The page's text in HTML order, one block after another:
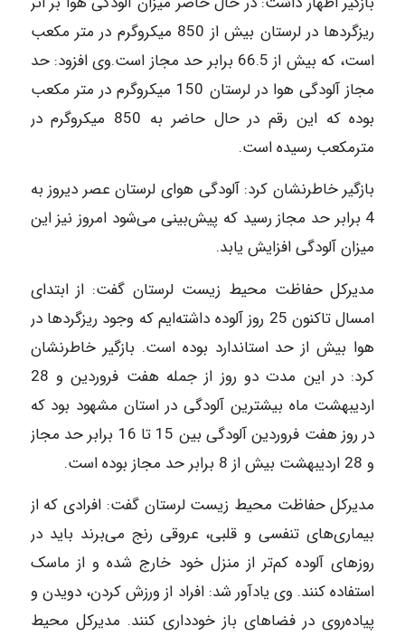
ریزگردها در لرستان بیش از 850 میکروگرم در متر مکعب
است، که بیش از 66.5 برابر حد مجاز است.وی افزود: حد
مجاز آلودگی هوا در لرستان 150 میکروگرم در متر مکعب
بوده که این رقم در حال حاضر به 850 میکروگرم در
مترمکعب رسیده است.
بازگیر خاطرنشان کرد: آلودگی هوای لرستان عصر دیروز به
4 برابر حد مجاز رسید که پیش‌بینی می‌شود امروز نیز این
میزان آلودگی افزایش یابد.
مدیر‌کل حفاظت محیط زیست لرستان گفت: از ابتدای
امسال تاکنون 25 روز آلوده داشته‌ایم که وجود ریزگردها در
هوا بیش از حد استاندارد بوده است. بازگیر خاطرنشان
کرد: در این مدت دو روز از جمله هفت فروردین و 28
اردیبهشت‌ ماه بیشترین آلودگی در استان مشهود بود که
در روز هفت فروردین آلودگی بین 15 تا 16 برابر حد مجاز
و 28 اردیبهشت بیش از 8 برابر حد مجاز بوده است.
مدیر‌کل حفاظت محیط زیست لرستان گفت: افرادی که از
بیماری‌های تنفسی و قلبی، عروقی رنج می‌برند باید در
روزهای آلوده کم‌تر از منزل خود خارج شده و از ماسک
استفاده کنند. وی یادآور شد: افراد از ورزش کردن، دویدن و
پیاده‌روی در فضاهای باز خودداری کنند. مدیر‌کل محیط